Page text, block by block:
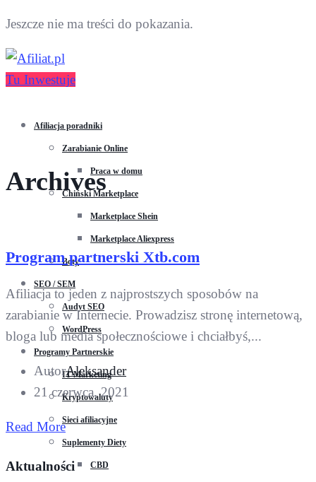
Jeszcze nie ma treści do pokazania.
Tu Inwestuje
Afiliacja poradniki
Zarabianie Online
Praca w domu
Chiński Marketplace
Marketplace Shein
Marketplace Aliexpress
Boty
SEO / SEM
Audyt SEO
WordPress
Programy Partnerskie
IT Marketing
Kryptowaluty
Sieci afiliacyjne
Suplementy Diety
CBD
Archives
Program partnerski Xtb.com
Afiliacja to jeden z najprostszych sposobów na
zarabianie w Internecie. Prowadzisz stronę internetową,
bloga lub media społecznościowe i chciałbyś,...
AutorAleksander
21 czerwca, 2021
Read More
Aktualności